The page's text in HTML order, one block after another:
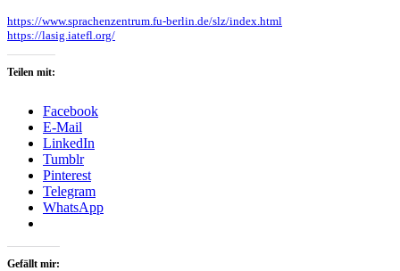
https://www.sprachenzentrum.fu-berlin.de/slz/index.html
https://lasig.iatefl.org/
Teilen mit:
Facebook
E-Mail
LinkedIn
Tumblr
Pinterest
Telegram
WhatsApp
Gefällt mir: